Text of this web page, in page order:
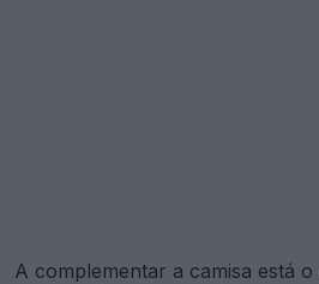
A complementar a camisa está o